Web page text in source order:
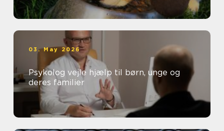
03. May 2026
Psykolog vejle hjælp til børn, unge og
deres familier